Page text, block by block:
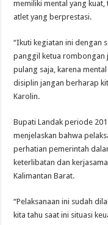
memiliki mental yang
atlet yang berprestasi.
“Ikuti kegiatan ini dengan
panggil ketua rombongan
pulang saja, karena
disiplin jangan berharap
Karolin.
Bupati Landak periode
menjelaskan bahwa
perhatian pemerintah
keterlibatan dan
Kalimantan Barat.
“Pelaksanaan ini sudah
kita tahu saat ini situasi